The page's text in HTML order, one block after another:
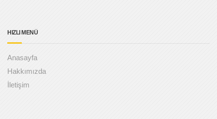
HIZLI MENÜ
Anasayfa
Hakkımızda
İletişim